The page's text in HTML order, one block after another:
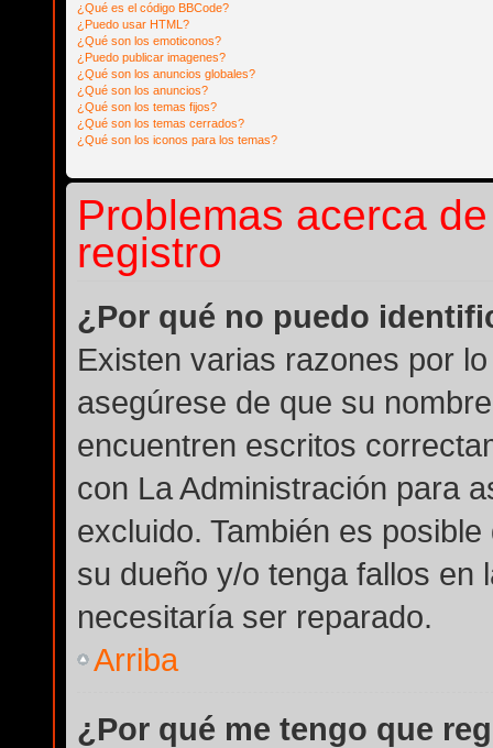
¿Qué es el código BBCode?
¿Puedo usar HTML?
¿Qué son los emoticonos?
¿Puedo publicar imagenes?
¿Qué son los anuncios globales?
¿Qué son los anuncios?
¿Qué son los temas fijos?
¿Qué son los temas cerrados?
¿Qué son los iconos para los temas?
Problemas acerca
registro
¿Por qué no puedo
Existen varias razones por
asegúrese de que su
encuentren escritos
con La Administración para
excluido. También es
su dueño y/o tenga fallos en
necesitaría ser reparado.
Arriba
¿Por qué me tengo que